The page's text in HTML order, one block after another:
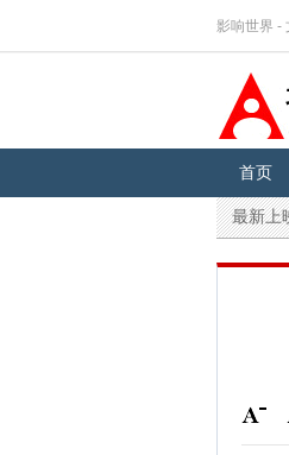
影响世界 -
首页
最新上